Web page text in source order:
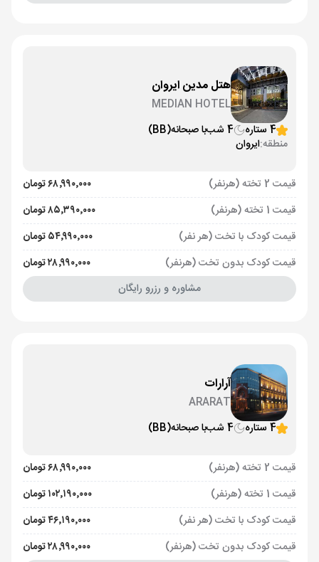
هتل مدین ایروان
MEDIAN HOTEL
4 ستاره
4 شب با صبحانه(BB)
منطقه:ایروان
قیمت 2 تخته (هرنفر)
۶۸٬۹۹۰٬۰۰۰ تومان
قیمت 1 تخته (هرنفر)
۸۵٬۳۹۰٬۰۰۰ تومان
قیمت کودک با تخت (هر نفر)
۵۴٬۹۹۰٬۰۰۰ تومان
قیمت کودک بدون تخت (هرنفر)
۲۸٬۹۹۰٬۰۰۰ تومان
مشاوره و رزرو رایگان
آرارات
ARARAT
4 ستاره
4 شب با صبحانه(BB)
قیمت 2 تخته (هرنفر)
۶۸٬۹۹۰٬۰۰۰ تومان
قیمت 1 تخته (هرنفر)
۱۰۲٬۱۹۰٬۰۰۰ تومان
قیمت کودک با تخت (هر نفر)
۴۶٬۱۹۰٬۰۰۰ تومان
قیمت کودک بدون تخت (هرنفر)
۲۸٬۹۹۰٬۰۰۰ تومان